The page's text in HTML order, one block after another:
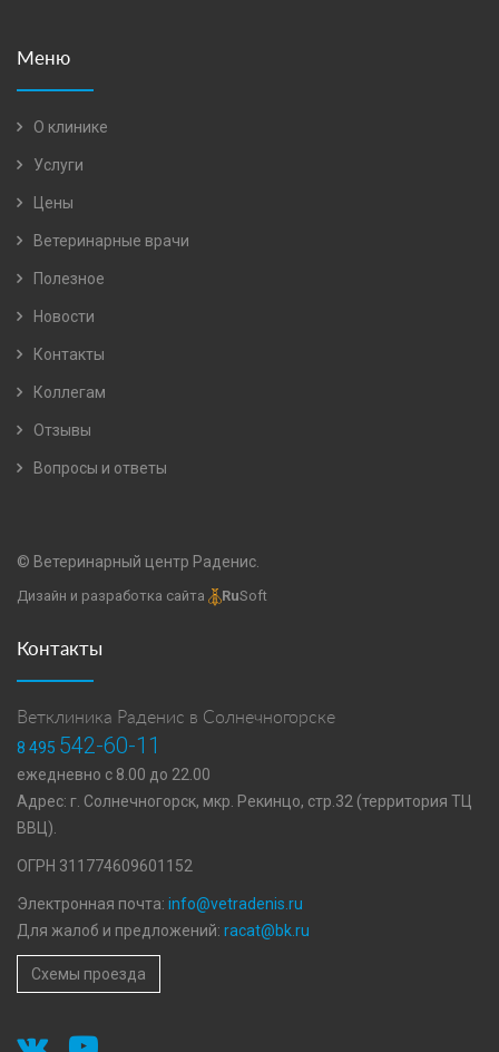
Меню
О клинике
Услуги
Цены
Ветеринарные врачи
Полезное
Новости
Контакты
Коллегам
Отзывы
Вопросы и ответы
© Ветеринарный центр Раденис.
Дизайн и разработка сайта RuSoft
Контакты
Ветклиника Раденис в Солнечногорске
8 495 542-60-11
ежедневно с 8.00 до 22.00
Адрес: г. Солнечногорск, мкр. Рекинцо, стр.32 (территория ТЦ
ВВЦ).
ОГРН 311774609601152
Электронная почта: info@vetradenis.ru
Для жалоб и предложений: racat@bk.ru
Схемы проезда